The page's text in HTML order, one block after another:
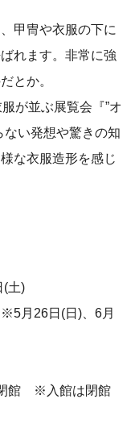
甲冑や衣服の下に
れます。非常に強
とか。
が並ぶ展覧会『”オ
ない発想や驚きの知
な衣服造形を感じ
(土)
月26日(日)、6月
館 ※入館は閉館